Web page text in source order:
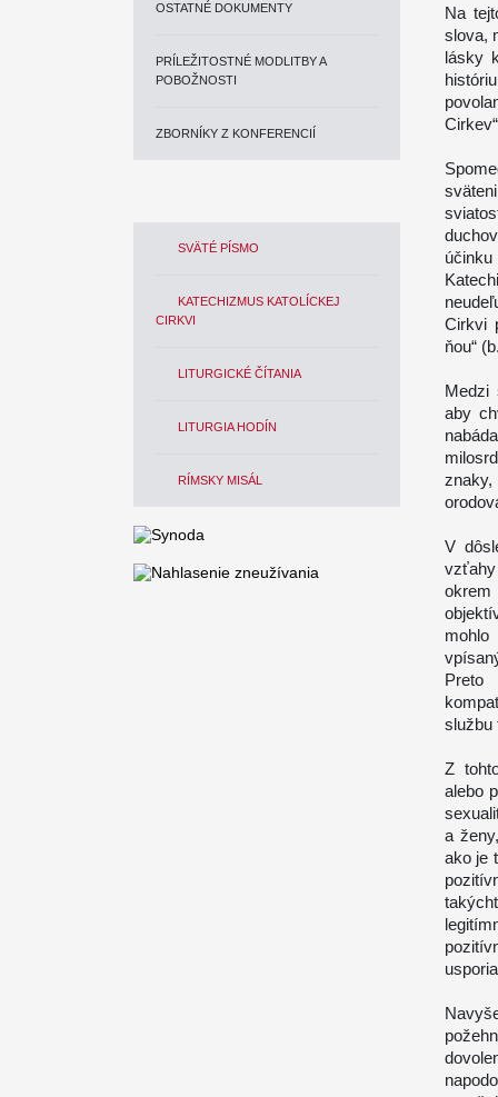
OSTATNÉ DOKUMENTY
PRÍLEŽITOSTNÉ MODLITBY A
POBOŽNOSTI
ZBORNÍKY Z KONFERENCIÍ
SVÄTÉ PÍSMO
KATECHIZMUS KATOLÍCKEJ
CIRKVI
LITURGICKÉ ČÍTANIA
LITURGIA HODÍN
RÍMSKY MISÁL
Na
slova,
lásky
Cirkvi
ňou“
Medzi
aby
znaky,
V
Preto
službu
Z
alebo
a
ako je